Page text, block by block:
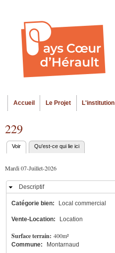
Menu principal
Accueil Le Projet L'institution
229
Onglets
principaux
Voir (onglet actif)
Qu'est-ce qui lie ici
Mardi 07-Juillet-2026
Masquer
Descriptif
Catégorie bien: Local commercial
Vente-Location: Location
Surface terrain: 400m²
Commune: Montarnaud